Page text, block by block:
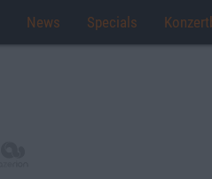
News Specials